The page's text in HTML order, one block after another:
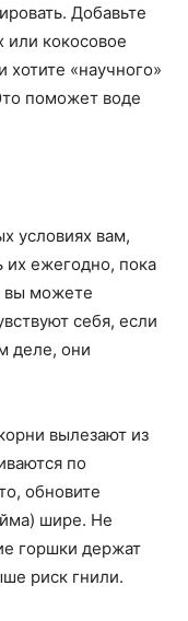
Добавьте
или кокосовое
хотите «научного»
поможет воде
условиях вам,
их ежегодно, пока
вы можете
себя, если
деле, они
вылезают из
по
обновите
шире. Не
горшки держат
риск гнили.